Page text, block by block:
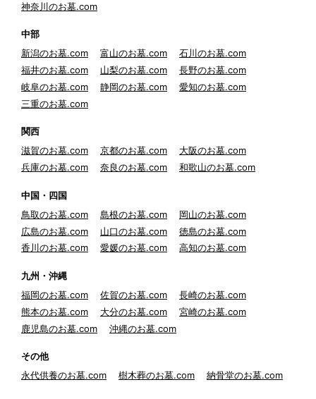
神奈川のお墓.com
中部
新潟のお墓.com
富山のお墓.com
石川のお墓.com
福井のお墓.com
山梨のお墓.com
長野のお墓.com
岐阜のお墓.com
静岡のお墓.com
愛知のお墓.com
三重のお墓.com
関西
滋賀のお墓.com
京都のお墓.com
大阪のお墓.com
兵庫のお墓.com
奈良のお墓.com 和歌山のお墓.com
中国・四国
鳥取のお墓.com
島根のお墓.com
岡山のお墓.com
広島のお墓.com
山口のお墓.com
徳島のお墓.com
香川のお墓.com
愛媛のお墓.com 高知のお墓.com
九州・沖縄
福岡のお墓.com
佐賀のお墓.com
長崎のお墓.com
熊本のお墓.com
大分のお墓.com
宮崎のお墓.com
鹿児島のお墓.com
沖縄のお墓.com
その他
永代供養のお墓.com
樹木葬のお墓.com 納骨堂のお墓.com